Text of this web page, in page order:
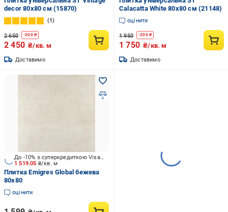
decor 80х80 см (15870)
1
2 650 -200₴
2 450 ₴/кв. м
Доставимо
Calacatta White 80х80 см (21148)
оцінити
1 950 -200₴
1 750 ₴/кв. м
Доставимо
1 519.05 ₴/кв. м
До -10% з суперкредиткою Visa Вигода
Плитка Emigres Global бежева
80x80
оцінити